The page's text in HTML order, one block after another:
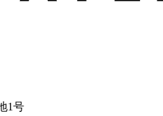
1号